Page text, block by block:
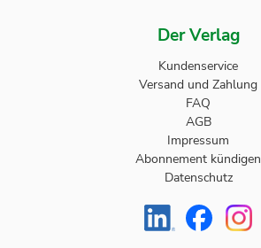
Der Verlag
Kundenservice
Versand und Zahlung
FAQ
AGB
Impressum
Abonnement kündigen
Datenschutz